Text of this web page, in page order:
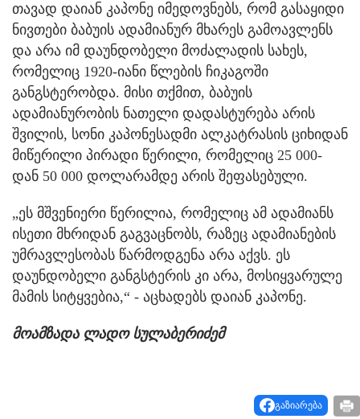
თავად დაიან კაპონე იმედოვნებს, რომ გასაყიდი
ნივთები ბაბუის ადამიანურ მხარეს გამოავლენს
და არა იმ დაუნდობელი მოძალადის სახეს,
რომელიც 1920-იანი წლების ჩიკაგოში
განგსტერობდა. მისი თქმით, ბაბუის
ადამიანურობის ნათელი დადასტურება არის
შვილის, სონი კაპონესადმი ალკატრასის ციხიდან
მიწერილი პირადი წერილი, რომელიც 25 000-
დან 50 000 დოლარამდე არის შეფასებული.
„ეს მშვენიერი წერილია, რომელიც ამ ადამიანს
ისეთი მხრიდან გაგვაცნობს, რაზეც ადამიანების
უმრავლესობას წარმოდგენა არა აქვს. ეს
დაუნდობელი განგსტერის კი არა, მოსიყვარულე
მამის სიტყვებია,“ - აცხადებს დაიან კაპონე.
მოამზადა ლადო სულაბერიძემ
გაზიარება